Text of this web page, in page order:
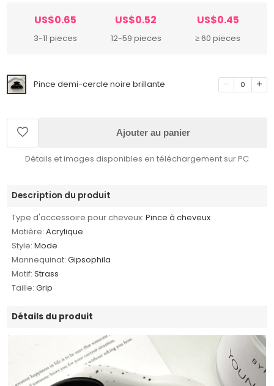
US$0.65
3-11 pieces
US$0.52
12-59 pieces
US$0.45
≥ 60 pieces
Pince demi-cercle noire brillante 0
Ajouter au panier
Détails et images disponibles en téléchargement sur PC
Description du produit
Type d'accessoire pour cheveux: Pince à cheveux
Matière: Acrylique
Style: Mode
Mannequinat: Gipsophila
Motif: Strass
Taille: Grip
Détails du produit